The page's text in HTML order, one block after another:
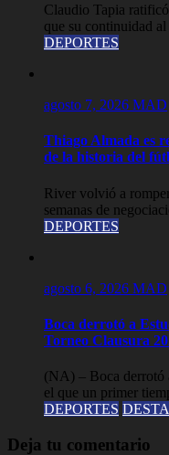
Claudio Tapia
que su continuidad
DEPORTES
agosto 7, 2026 MAD
Thiago Almada es
de la historia del
River volvió a
semanas de
DEPORTES
agosto 6, 2026 MAD
Boca derrotó a
Torneo Clausura
(NA) – Boca derrotó
el que un primer
DEPORTES
Deja tu comentario